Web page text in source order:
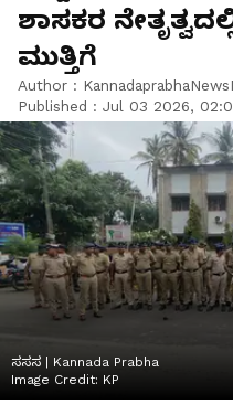
ಶಾಸಕರ
ಮುತ್ತಿಗೆ
Author :
Published : Jul 03 2026,
ಸಸಸ | Kannada Prabha
Image Credit: KP